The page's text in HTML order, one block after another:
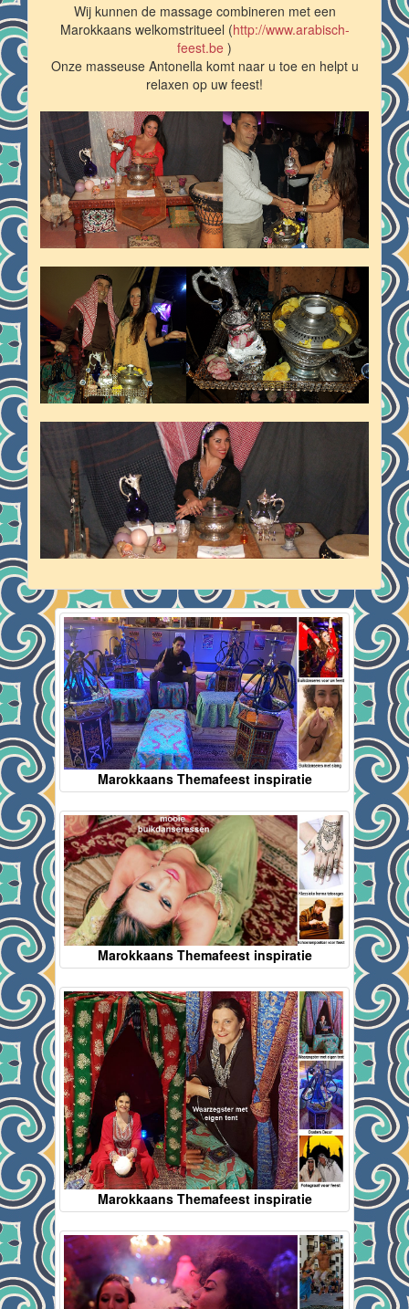
Wij kunnen de massage combineren met een
Marokkaans welkomstritueel (http://www.arabisch-
feest.be )
Onze masseuse Antonella komt naar u toe en helpt u
relaxen op uw feest!
Marokkaans Themafeest inspiratie
Marokkaans Themafeest inspiratie
Marokkaans Themafeest inspiratie